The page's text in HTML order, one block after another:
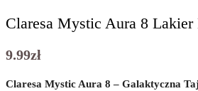
Claresa Mystic Aura 8
9.99zł
Claresa Mystic Aura 8 – Galaktyczna